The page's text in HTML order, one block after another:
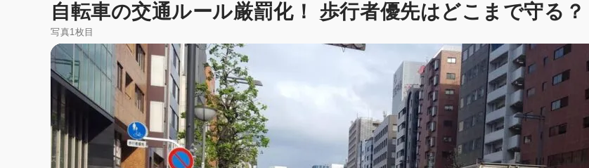
自転車の交通ルール厳罰化！ 歩行者優先はどこまで守る？
写真1枚目